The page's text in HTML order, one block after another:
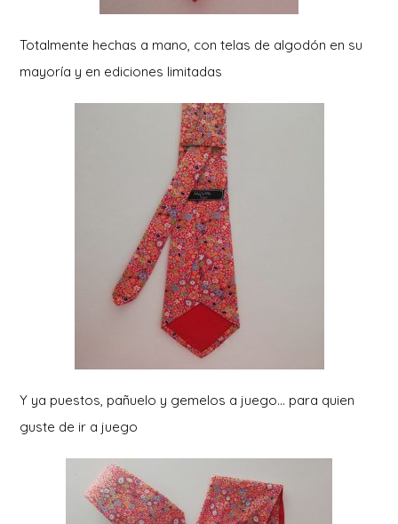
Totalmente hechas a mano, con telas de algodón en su
mayoría y en ediciones limitadas
Y ya puestos, pañuelo y gemelos a juego… para quien
guste de ir a juego